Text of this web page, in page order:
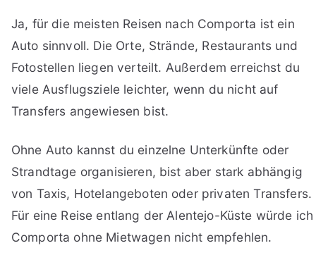
Ja, für die meisten Reisen nach Comporta ist ein
Auto sinnvoll. Die Orte, Strände, Restaurants und
Fotostellen liegen verteilt. Außerdem erreichst du
viele Ausflugsziele leichter, wenn du nicht auf
Transfers angewiesen bist.
Ohne Auto kannst du einzelne Unterkünfte oder
Strandtage organisieren, bist aber stark abhängig
von Taxis, Hotelangeboten oder privaten Transfers.
Für eine Reise entlang der Alentejo-Küste würde ich
Comporta ohne Mietwagen nicht empfehlen.